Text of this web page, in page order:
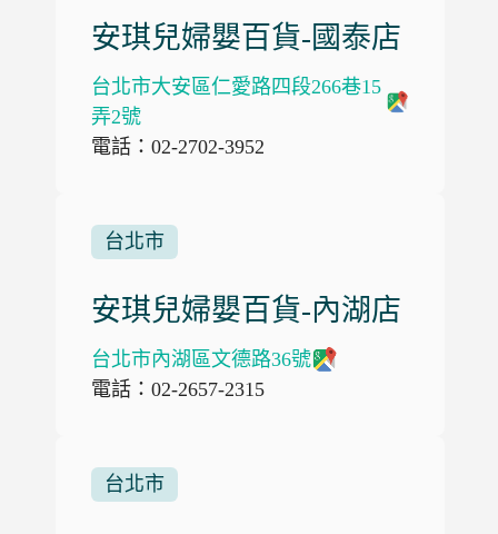
安琪兒婦嬰百貨-國泰店
台北市大安區仁愛路四段266巷15
弄2號
電話：02-2702-3952
台北市
安琪兒婦嬰百貨-內湖店
台北市內湖區文德路36號
電話：02-2657-2315
台北市